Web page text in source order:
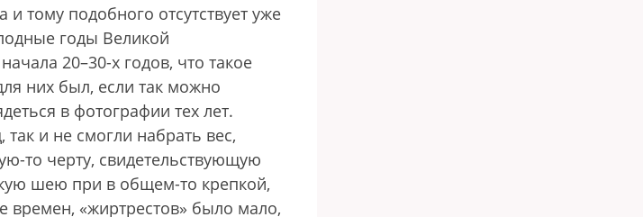
тому подобного отсутствует уже
годы Великой
20–30-х годов, что такое
них был, если так можно
в фотографии тех лет.
и не смогли набрать вес,
то черту, свидетельствующую
шею при в общем-то крепкой,
времен, «жиртрестов» было мало,